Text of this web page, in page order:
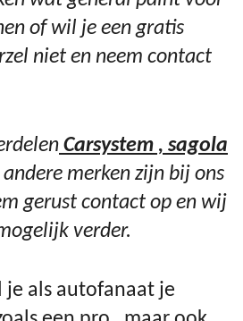
of wil je een gratis
niet en neem contact
Carsystem , sagola
merken zijn bij ons
gerust contact op en wij
verder.
je als autofanaat je